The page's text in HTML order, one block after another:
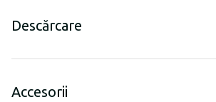
Descărcare
Accesorii